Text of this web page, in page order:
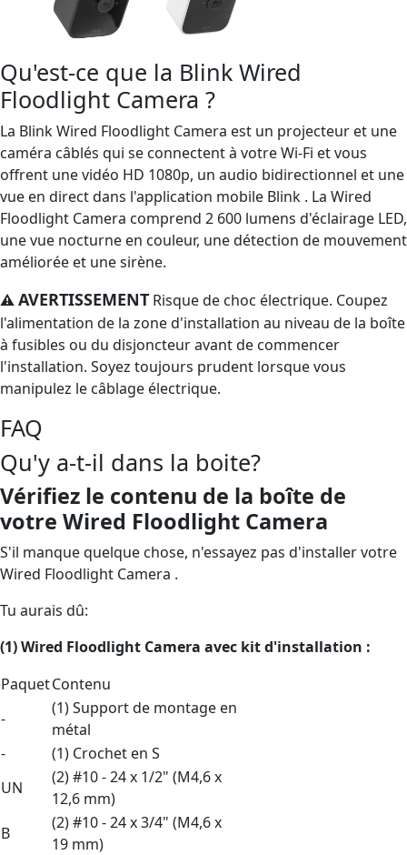
Qu'est-ce que la Blink Wired
Floodlight Camera ?
La Blink Wired Floodlight Camera est un projecteur et une
caméra câblés qui se connectent à votre Wi-Fi et vous
offrent une vidéo HD 1080p, un audio bidirectionnel et une
vue en direct dans l'application mobile Blink . La Wired
Floodlight Camera comprend 2 600 lumens d'éclairage LED,
une vue nocturne en couleur, une détection de mouvement
améliorée et une sirène.
⚠AVERTISSEMENT Risque de choc électrique. Coupez
l'alimentation de la zone d'installation au niveau de la boîte
à fusibles ou du disjoncteur avant de commencer
l'installation. Soyez toujours prudent lorsque vous
manipulez le câblage électrique.
FAQ
Qu'y a-t-il dans la boite?
Vérifiez le contenu de la boîte de
votre Wired Floodlight Camera
S'il manque quelque chose, n'essayez pas d'installer votre
Wired Floodlight Camera .
Tu aurais dû:
(1) Wired Floodlight Camera avec kit d'installation :
PaquetContenu
-
(1) Support de montage en
métal
-
(1) Crochet en S
UN
(2) #10 - 24 x 1/2" (M4,6 x
12,6 mm)
B
(2) #10 - 24 x 3/4" (M4,6 x
19 mm)